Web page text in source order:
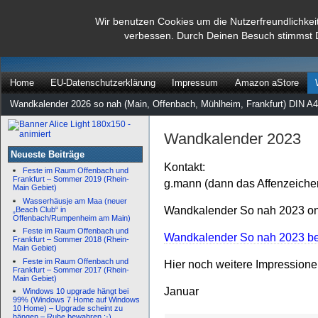
Wir benutzen Cookies um die
verbessen. Durch Deinen Besuch stimmst
dann rate mal
Home EU-Datenschutzerklärung Impressum Amazon aStore
Wandkalender 2026 so nah (Main, Offenbach, Mühlheim, Frankfurt) DIN
Neueste Beiträge
Feste im Raum Offenbach und
Frankfurt – Sommer 2019 (Rhein-
Main Gebiet)
Wasserhäusje am Maa (neuer
„Beach Club“ in
Offenbach/Rumpenheim am Main)
Feste im Raum Offenbach und
Frankfurt – Sommer 2018 (Rhein-
Main Gebiet)
Feste im Raum Offenbach und
Frankfurt – Sommer 2017 (Rhein-
Main Gebiet)
Windows 10 upgrade hängt bei
99% (Windows 7 Home auf Windows
10 Home) – Upgrade scheint zu
Wandkalender 2023
Kontakt:
g.mann (dann das
Wandkalender So nah 2023
Wandkalender So nah 2023
Hier noch weitere
Januar